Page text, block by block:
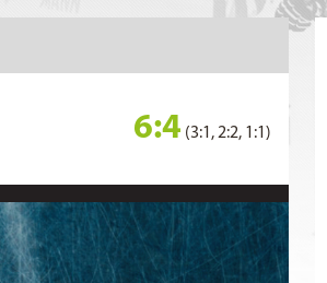
6:4 (3:1, 2:2, 1:1)